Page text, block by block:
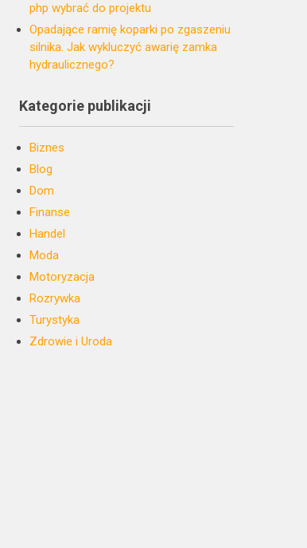
php wybrać do projektu
Opadające ramię koparki po zgaszeniu
silnika. Jak wykluczyć awarię zamka
hydraulicznego?
Kategorie publikacji
Biznes
Blog
Dom
Finanse
Handel
Moda
Motoryzacja
Rozrywka
Turystyka
Zdrowie i Uroda